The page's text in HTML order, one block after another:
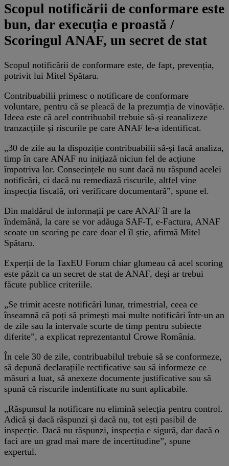
Scopul notificării de conformare este
bun, dar execuția e proastă /
Scoringul ANAF, un secret de stat
Scopul notificării de conformare este, de fapt, prevenția,
potrivit lui Mitel Spătaru.
Contribuabilii primesc o notificare de conformare
voluntare, pentru că se pleacă de la prezumția de vinovăție.
Ideea este că acel contribuabil trebuie să-și reanalizeze
tranzacțiile și riscurile pe care ANAF le-a identificat.
„30 de zile au la dispoziție contribuabilii să-și facă analiza,
timp în care ANAF nu inițiază niciun fel de acțiune
împotriva lor. Consecințele nu sunt dacă nu răspund acelei
notificări, ci dacă nu remediază riscurile, altfel vine
inspecția fiscală, ori verificare documentară”, spune el.
Din maldărul de informații pe care ANAF îl are la
îndemână, la care se vor adăuga SAF-T, e-Factura, ANAF
scoate un scoring pe care doar el îl știe, afirmă Mitel
Spătaru.
Experții de la TaxEU Forum chiar glumeau că acel scoring
este păzit ca un secret de stat de ANAF, deși ar trebui
făcute publice criteriile.
„Se trimit aceste notificări lunar, trimestrial, ceea ce
înseamnă că poți să primești mai multe notificări într-un an
de zile sau la intervale scurte de timp pentru subiecte
diferite”, a explicat reprezentantul Crowe România.
În cele 30 de zile, contribuabilul trebuie să se conformeze,
să depună declarațiile rectificative sau să informeze ce
măsuri a luat, să anexeze documente justificative sau să
spună că riscurile indentificate nu sunt aplicabile.
„Răspunsul la notificare nu elimină selecția pentru control.
Adică și dacă răspunzi și dacă nu, tot ești pasibil de
inspecție. Dacă nu răspunzi, inspecția e sigură, dar dacă o
faci are un grad mai mare de incertitudine”, spune
expertul.